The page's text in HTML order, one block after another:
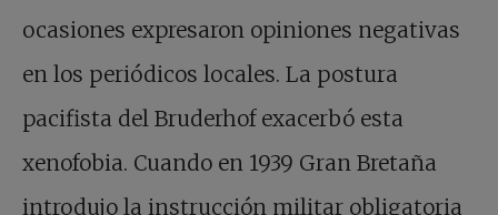
ocasiones expresaron opiniones negativas
en los periódicos locales. La postura
pacifista del Bruderhof exacerbó esta
xenofobia. Cuando en 1939 Gran Bretaña
introdujo la instrucción militar obligatoria